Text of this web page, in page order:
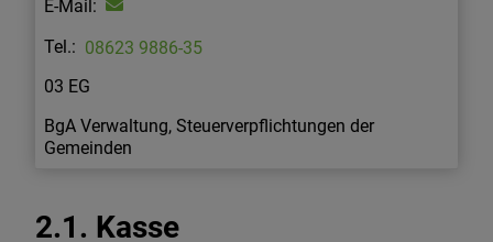
08623 9886-35
03 EG
BgA Verwaltung, Steuerverpflichtungen der
Gemeinden
2.1. Kasse